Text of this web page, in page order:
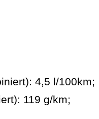
4,5 l/100km;
119 g/km;